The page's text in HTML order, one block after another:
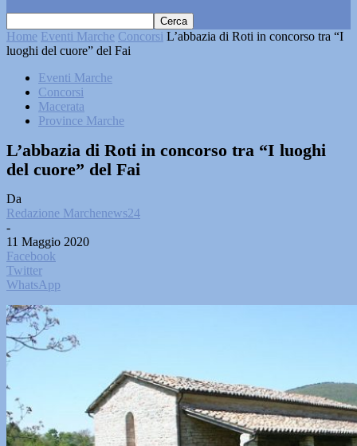
Home Eventi Marche Concorsi L’abbazia di Roti in concorso tra “I
luoghi del cuore” del Fai
Eventi Marche
Concorsi
Macerata
Province Marche
L’abbazia di Roti in concorso tra “I luoghi
del cuore” del Fai
Da
Redazione Marchenews24
-
11 Maggio 2020
Facebook
Twitter
WhatsApp